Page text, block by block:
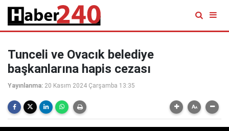
Tunceli ve Ovacık belediye
başkanlarına hapis cezası
Yayınlanma: 20 Kasım 2024 Çarşamba 13:35